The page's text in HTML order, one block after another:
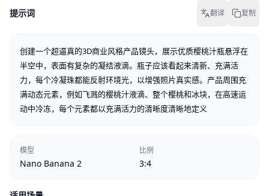
提示词 翻译 复制
创建一个超逼真的3D商业风格产品镜头，展示优质樱桃汁瓶悬浮在
半空中，表面有复杂的凝结液滴。瓶子应该看起来清新、充满活
力，每个冷凝珠都能反射环境光，以增强照片真实感。产品周围充
满动态元素，例如飞溅的樱桃汁液滴、整个樱桃和冰块，在高速运
动中冷冻，每个元素都以充满活力的清晰度清晰地定义
模型
Nano Banana 2
比例
3:4